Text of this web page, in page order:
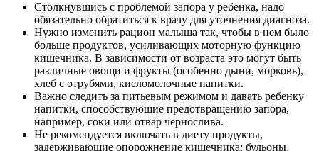
Столкнувшись с проблемой запора у ребенка, надо
обязательно обратиться к врачу для уточнения диагноза.
Нужно изменить рацион малыша так, чтобы в нем было
больше продуктов, усиливающих моторную функцию
кишечника. В зависимости от возраста это могут быть
различные овощи и фрукты (особенно дыни, морковь),
хлеб с отрубями, кисломолочные напитки.
Важно следить за питьевым режимом и давать ребенку
напитки, способствующие предотвращению запора,
например, соки или отвар чернослива.
Не рекомендуется включать в диету продукты,
задерживающие опорожнение кишечника: бульоны,